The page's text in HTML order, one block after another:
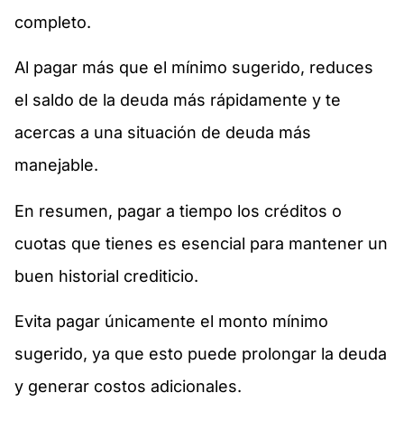
completo.
Al pagar más que el mínimo sugerido, reduces
el saldo de la deuda más rápidamente y te
acercas a una situación de deuda más
manejable.
En resumen, pagar a tiempo los créditos o
cuotas que tienes es esencial para mantener un
buen historial crediticio.
Evita pagar únicamente el monto mínimo
sugerido, ya que esto puede prolongar la deuda
y generar costos adicionales.